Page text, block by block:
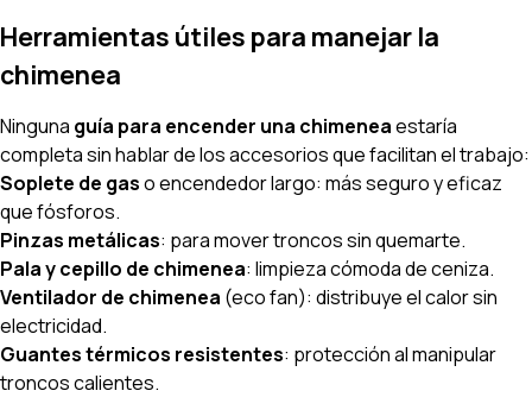
Herramientas útiles para manejar la
chimenea
Ninguna guía para encender una chimeneaestaría
completa sin hablar de los accesorios que facilitan el trabajo:
Soplete de gaso encendedor largo: más seguro y eficaz
que fósforos.
Pinzas metálicas: para mover troncos sin quemarte.
Pala y cepillo de chimenea: limpieza cómoda de ceniza.
Ventilador de chimenea (eco fan): distribuye el calor sin
electricidad.
Guantes térmicos resistentes: protección al manipular
troncos calientes.